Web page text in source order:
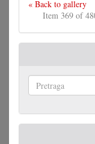
« Back to gallery
Item 369 of